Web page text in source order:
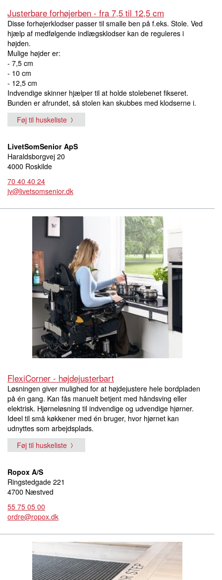
Justerbare forhøjerben - fra 7,5 til 12,5 cm
Disse forhøjerklodser passer til smalle ben på f.eks. Stole. Ved
hjælp af medfølgende indlægsklodser kan de reguleres i
højden.
Mulige højder er:
- 7,5 cm
- 10 cm
- 12,5 cm
Indvendige skinner hjælper til at holde stolebenet fikseret.
Bunden er afrundet, så stolen kan skubbes med klodserne i.
Føj til huskeliste
LivetSomSenior ApS
Haraldsborgvej 20
4000 Roskilde
70 40 40 24
jv@livetsomsenior.dk
FlexiCorner - højdejusterbart
Løsningen giver mulighed for at højdejustere hele bordpladen
på én gang. Kan fås manuelt betjent med håndsving eller
elektrisk. Hjørneløsning til indvendige og udvendige hjørner.
Ideel til små køkkener med én bruger, hvor hjørnet kan
udnyttes som arbejdsplads.
Føj til huskeliste
Ropox A/S
Ringstedgade 221
4700 Næstved
55 75 05 00
ordre@ropox.dk